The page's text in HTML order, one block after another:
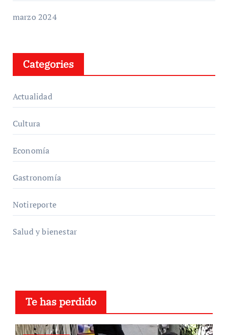
marzo 2024
Categories
Actualidad
Cultura
Economía
Gastronomía
Notireporte
Salud y bienestar
Te has perdido